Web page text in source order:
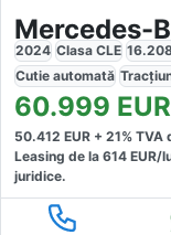
2024 Clasa CLE
Cutie automată
60.999 EUR
50.412 EUR + 21% TVA
Leasing de la 614 EUR/
juridice.